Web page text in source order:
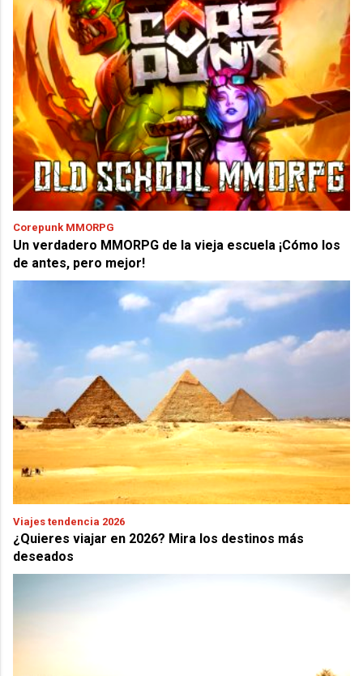
Corepunk MMORPG
Un verdadero MMORPG de la vieja escuela ¡Cómo los
de antes, pero mejor!
Viajes tendencia 2026
¿Quieres viajar en 2026? Mira los destinos más
deseados